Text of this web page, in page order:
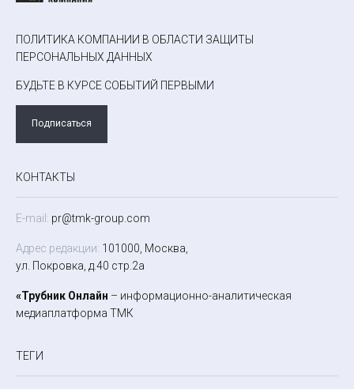
ПОЛИТИКА КОМПАНИИ В ОБЛАСТИ ЗАЩИТЫ
ПЕРСОНАЛЬНЫХ ДАННЫХ
БУДЬТЕ В КУРСЕ СОБЫТИЙ ПЕРВЫМИ
Подписаться
КОНТАКТЫ
E-mail: pr@tmk-group.com
Адрес редакции: 101000, Москва,
ул. Покровка, д.40 стр.2а
«Трубник Онлайн – информационно-аналитическая
медиаплатформа ТМК
ТЕГИ